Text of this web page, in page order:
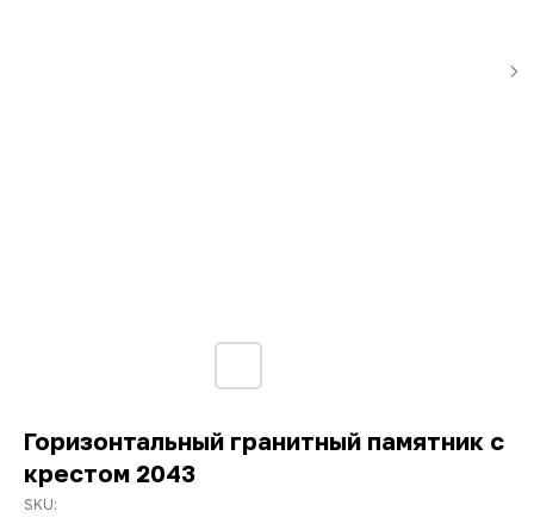
Горизонтальный гранитный памятник с
крестом 2043
SKU: